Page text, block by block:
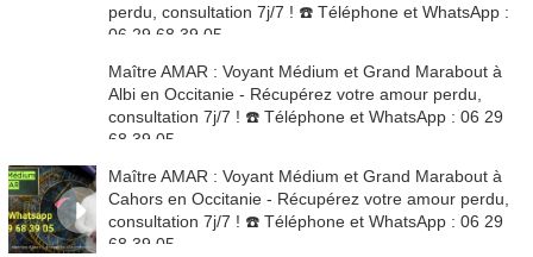
perdu, consultation 7j/7 ! ☎️ Téléphone et WhatsApp :
06 29 68 39 05
Maître AMAR : Voyant Médium et Grand Marabout à
Albi en Occitanie - Récupérez votre amour perdu,
consultation 7j/7 ! ☎️ Téléphone et WhatsApp : 06 29
68 39 05
Maître AMAR : Voyant Médium et Grand Marabout à
Cahors en Occitanie - Récupérez votre amour perdu,
consultation 7j/7 ! ☎️ Téléphone et WhatsApp : 06 29
68 39 05